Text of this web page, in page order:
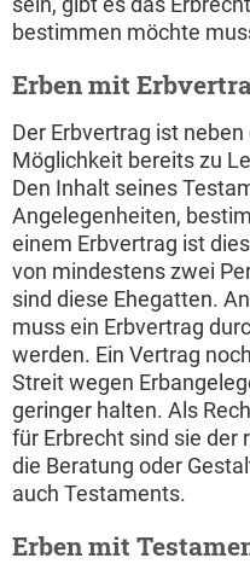
bestimmen möchte
Erben mit
Der Erbvertrag ist
Möglichkeit bereits zu
Den Inhalt seines
Angelegenheiten,
einem Erbvertrag ist
von mindestens zwei
sind diese Ehegatten.
muss ein Erbvertrag
werden. Ein Vertrag
Streit wegen
geringer halten. Als
für Erbrecht sind sie
die Beratung oder
auch Testaments.
Erben mit